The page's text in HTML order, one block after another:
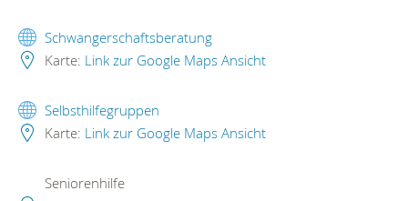
Schwangerschaftsberatung
Karte: Link zur Google Maps Ansicht
Selbsthilfegruppen
Karte: Link zur Google Maps Ansicht
Seniorenhilfe